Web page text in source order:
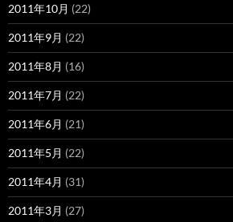
2011年10月 (22)
2011年9月 (22)
2011年8月 (16)
2011年7月 (22)
2011年6月 (21)
2011年5月 (22)
2011年4月 (31)
2011年3月 (27)